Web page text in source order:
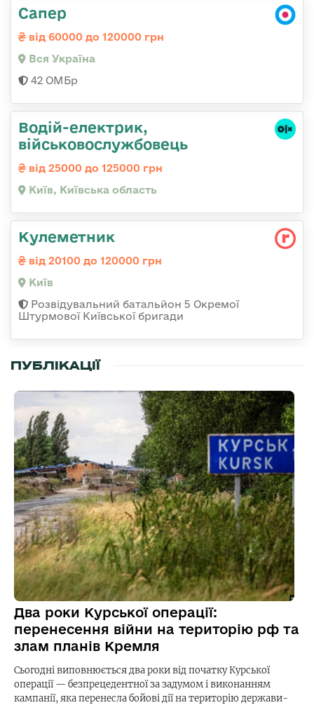
Сапер
від 60000 до 120000 грн
Вся Україна
42 ОМБр
Водій-електрик,
військовослужбовець
від 25000 до 125000 грн
Київ, Київська область
Кулеметник
від 20100 до 120000 грн
Київ
Розвідувальний батальйон 5 Окремої
Штурмової Київської бригади
ПУБЛІКАЦІЇ
Два роки Курської операції:
перенесення війни на територію рф та
злам планів Кремля
Сьогодні виповнюється два роки від початку Курської
операції — безпрецедентної за задумом і виконанням
кампанії, яка перенесла бойові дії на територію держави-